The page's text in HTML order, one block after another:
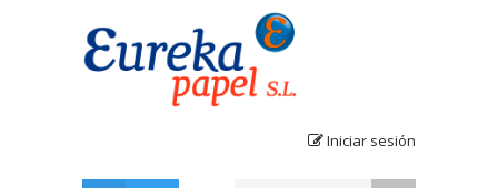
Iniciar sesión